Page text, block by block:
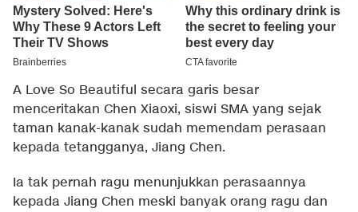
A Love So Beautiful secara garis besar
menceritakan Chen Xiaoxi, siswi SMA yang sejak
taman kanak-kanak sudah memendam perasaan
kepada tetangganya, Jiang Chen.
Ia tak pernah ragu menunjukkan perasaannya
kepada Jiang Chen meski banyak orang ragu dan